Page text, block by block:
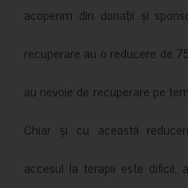
acoperim din donații și
recuperare au o reducere de
au nevoie de recuperare pe
Chiar și cu această
accesul la terapii este dificil,